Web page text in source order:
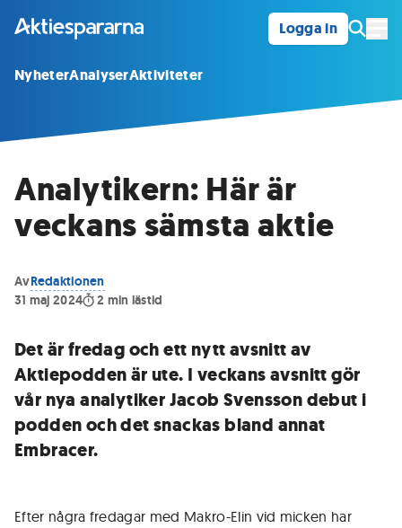
Logga in
NyheterAnalyserAktiviteter
Analytikern: Här är
veckans sämsta aktie
AvRedaktionen
31 maj 2024
2 min lästid
Det är fredag och ett nytt avsnitt av
Aktiepodden är ute. I veckans avsnitt gör
vår nya analytiker Jacob Svensson debut i
podden och det snackas bland annat
Embracer.
Efter några fredagar med Makro-Elin vid micken har